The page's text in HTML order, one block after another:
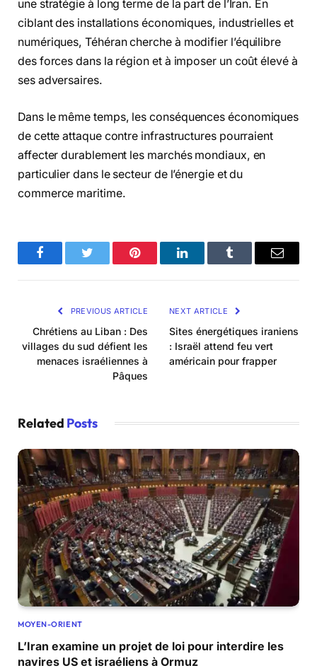
une stratégie à long terme de la part de l’Iran. En
ciblant des installations économiques, industrielles et
numériques, Téhéran cherche à modifier l’équilibre
des forces dans la région et à imposer un coût élevé à
ses adversaires.
Dans le même temps, les conséquences économiques
de cette attaque contre infrastructures pourraient
affecter durablement les marchés mondiaux, en
particulier dans le secteur de l’énergie et du
commerce maritime.
FacebookTwitter Pinterest LinkedInTumblr Email
PREVIOUS ARTICLE
Chrétiens au Liban : Des
villages du sud défient les
menaces israéliennes à
Pâques
NEXT ARTICLE
Sites énergétiques iraniens
: Israël attend feu vert
américain pour frapper
Related Posts
MOYEN-ORIENT
L’Iran examine un projet de loi pour interdire les
navires US et israéliens à Ormuz